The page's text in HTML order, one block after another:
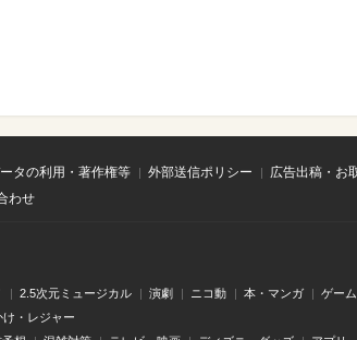
タの利用・著作権等 外部送信ポリシー
広告出稿・お
わせ
2.5次元ミュージカル 演劇 ニコ動 本・マンガ ゲーム
け・レジャー